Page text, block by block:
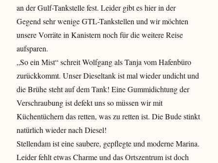
an der Gulf-Tankstelle fest. Leider gibt es hier in der
Gegend sehr wenige GTL-Tankstellen und wir möchten
unsere Vorräte in Kanistern noch für die weitere Reise
aufsparen.
„So ein Mist“ schreit Wolfgang als Tanja vom Hafenbüro
zurückkommt. Unser Dieseltank ist mal wieder undicht und
die Brühe steht auf dem Tank! Eine Gummidichtung der
Verschraubung ist defekt uns so müssen wir mit
Küchentüchern das retten, was zu retten ist. Die Bude stinkt
natürlich wieder nach Diesel!
Stellendam ist eine saubere, gepflegte und moderne Marina.
Leider fehlt etwas Charme und das Ortszentrum ist doch